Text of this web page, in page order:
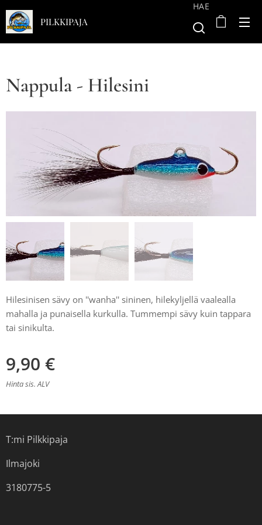
PILKKIPAJA
HAE
Nappula - Hilesini
Hilesinisen sävy on ''wanha'' sininen, hilekyljellä vaalealla
mahalla ja punaisella kurkulla. Tummempi sävy kuin tappara
tai sinikulta.
9,90 €
Hinta sis. ALV
T:mi Pilkkipaja
Ilmajoki
3180775-5